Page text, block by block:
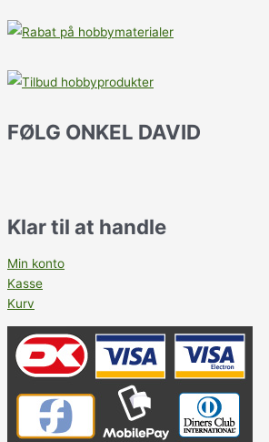
FØLG ONKEL DAVID
Klar til at handle
Min konto
Kasse
Kurv